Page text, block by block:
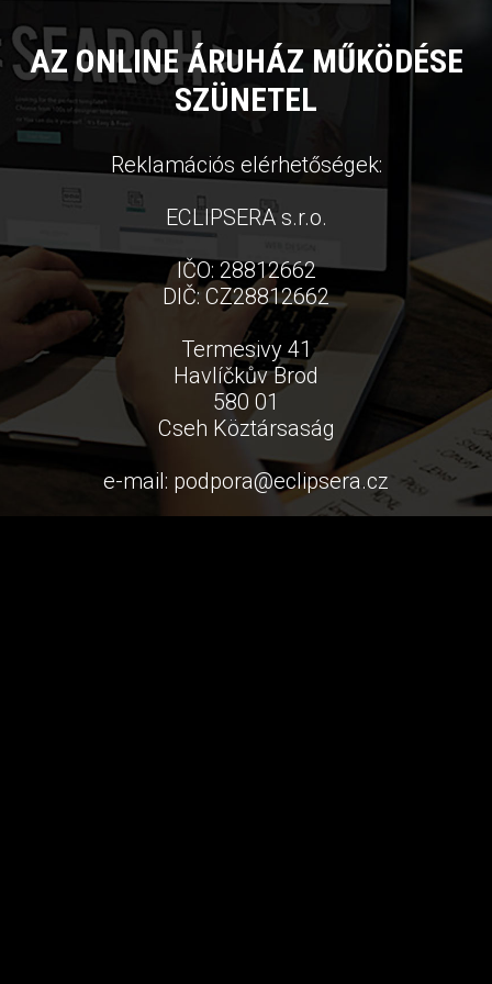
AZ ONLINE ÁRUHÁZ MŰKÖDÉSE
SZÜNETEL
Reklamációs elérhetőségek:
ECLIPSERA s.r.o.
IČO: 28812662
DIČ: CZ28812662
Termesivy 41
Havlíčkův Brod
580 01
Cseh Köztársaság
e-mail: podpora@eclipsera.cz